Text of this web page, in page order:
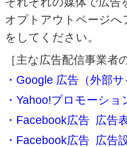
オプトアウトページへ
をしてください。
［主な広告配信事業者
・Google 広告（外部
・Yahoo!プロモーシ
・Facebook広告 広告
・Facebook広告 広告